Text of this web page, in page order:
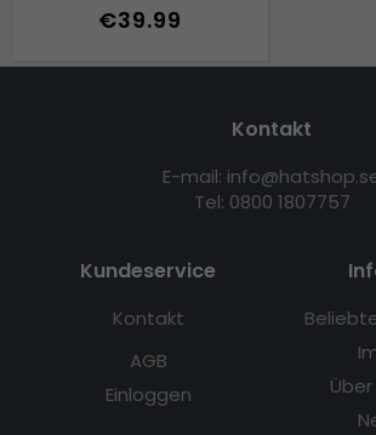
€39.99
Kontakt
E-mail:
Tel: 0800 1807757
Kundeservice
Kontakt
AGB
Einloggen